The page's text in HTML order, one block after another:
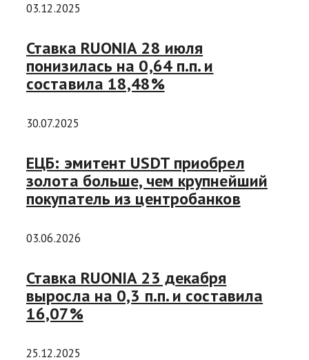
03.12.2025
Ставка RUONIA 28 июля
понизилась на 0,64 п.п. и
составила 18,48%
30.07.2025
ЕЦБ: эмитент USDT приобрел
золота больше, чем крупнейший
покупатель из центробанков
03.06.2026
Ставка RUONIA 23 декабря
выросла на 0,3 п.п. и составила
16,07%
25.12.2025